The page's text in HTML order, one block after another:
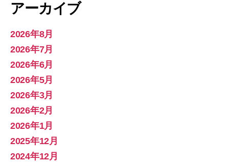
アーカイブ
2026年8月
2026年7月
2026年6月
2026年5月
2026年3月
2026年2月
2026年1月
2025年12月
2024年12月